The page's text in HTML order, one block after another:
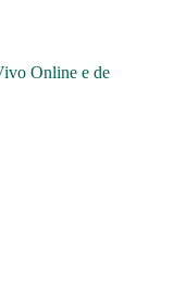
Online e de